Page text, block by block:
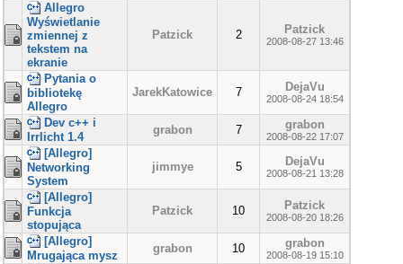
Allegro
Wyświetlanie
zmiennej z
tekstem na
ekranie
Patzick 2 Patzick
2008-08-27 13:46
Pytania o
bibliotekę
Allegro
JarekKatowice 7 DejaVu
2008-08-24 18:54
Dev c++ i
Irrlicht 1.4
grabon 7 grabon
2008-08-22 17:07
[Allegro]
Networking
System
jimmye 5 DejaVu
2008-08-21 13:28
[Allegro]
Funkcja
stopująca
Patzick 10 Patzick
2008-08-20 18:26
[Allegro]
Mrugająca mysz
grabon 10 grabon
2008-08-19 15:10